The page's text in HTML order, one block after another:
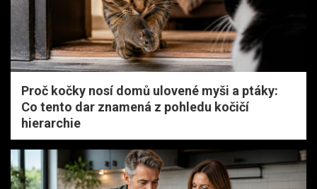
Proč kočky nosí domů ulovené myši a ptáky:
Co tento dar znamená z pohledu kočičí
hierarchie